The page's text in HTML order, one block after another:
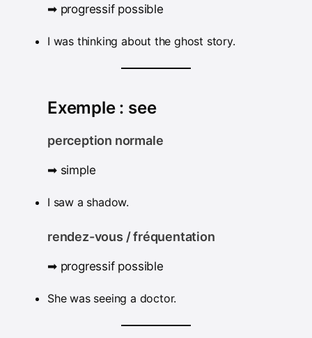
➡ progressif possible
I was thinking about the ghost story.
Exemple : see
perception normale
➡ simple
I saw a shadow.
rendez-vous / fréquentation
➡ progressif possible
She was seeing a doctor.